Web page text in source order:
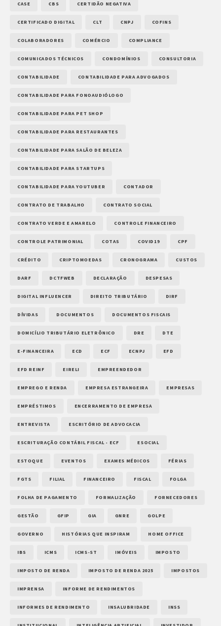
CASE CBS CERTIDÃO NEGATIVA
CERTIFICADO DIGITAL CLT CNPJ COFINS
COLABORADORES COMÉRCIO COMPLIANCE
COMUNICADOS TÉCNICOS CONDOMÍNIOS CONSULTORIA
CONTABILIDADE CONTABILIDADE PARA ADVOGADOS
CONTABILIDADE PARA FONOAUDIÓLOGO
CONTABILIDADE PARA PET SHOP
CONTABILIDADE PARA RESTAURANTES
CONTABILIDADE PARA SALÃO DE BELEZA
CONTABILIDADE PARA STARTUPS
CONTABILIDADE PARA YOUTUBER CONTADOR
CONTRATO DE TRABALHO CONTRATO SOCIAL
CONTRATO VERDE E AMARELO CONTROLE FINANCEIRO
CONTROLE PATRIMONIAL COTAS COVID19 CPF
CRÉDITO CRIPTOMOEDAS CRONOGRAMA CUSTOS
DARF DCTFWEB DECLARAÇÃO DESPESAS
DIGITAL INFLUENCER DIREITO TRIBUTÁRIO DIRF
DÍVIDAS DOCUMENTOS DOCUMENTOS FISCAIS
DOMICÍLIO TRIBUTÁRIO ELETRÔNICO DRE DTE
E-FINANCEIRA ECD ECF ECNPJ EFD
EFD REINF EIRELI EMPREENDEDOR
EMPREGO E RENDA EMPRESA ESTRANGEIRA EMPRESAS
EMPRÉSTIMOS ENCERRAMENTO DE EMPRESA
ENTREVISTA ESCRITÓRIO DE ADVOCACIA
ESCRITURAÇÃO CONTÁBIL FISCAL - ECF ESOCIAL
ESTOQUE EVENTOS EXAMES MÉDICOS FÉRIAS
FGTS FILIAL FINANCEIRO FISCAL FOLGA
FOLHA DE PAGAMENTO FORMALIZAÇÃO FORNECEDORES
GESTÃO GFIP GIA GNRE GOLPE
GOVERNO HISTÓRIAS QUE INSPIRAM HOME OFFICE
IBS ICMS ICMS-ST IMÓVEIS IMPOSTO
IMPOSTO DE RENDA IMPOSTO DE RENDA 2025 IMPOSTOS
IMPRENSA INFORME DE RENDIMENTOS
INFORMES DE RENDIMENTO INSALUBRIDADE INSS